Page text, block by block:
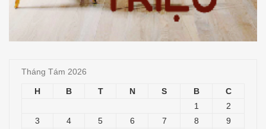
Tháng Tám 2026
H B T N S B
C
1
2
3
4 5 6 7 8
9